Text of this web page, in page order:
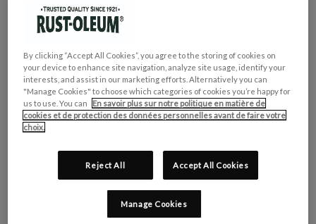
GROUPE DE COULEUR: Rouge
COLLECTION DE COULEUR: Audacieux & Vif
By clicking “Accept All Cookies”, you agree to the storing of cookies on
your device to enhance site navigation, analyze site usage, identify your
interests, and assist in our marketing efforts. Alternatively you can
"Manage Cookies" to choose which categories of cookies you’re happy for
us to use. You can
En savoir plus sur notre politique en matière de
cookies et de protection des données personnelles avant de faire votre
choix.
Reject All Accept All Cookies
Manage Cookies